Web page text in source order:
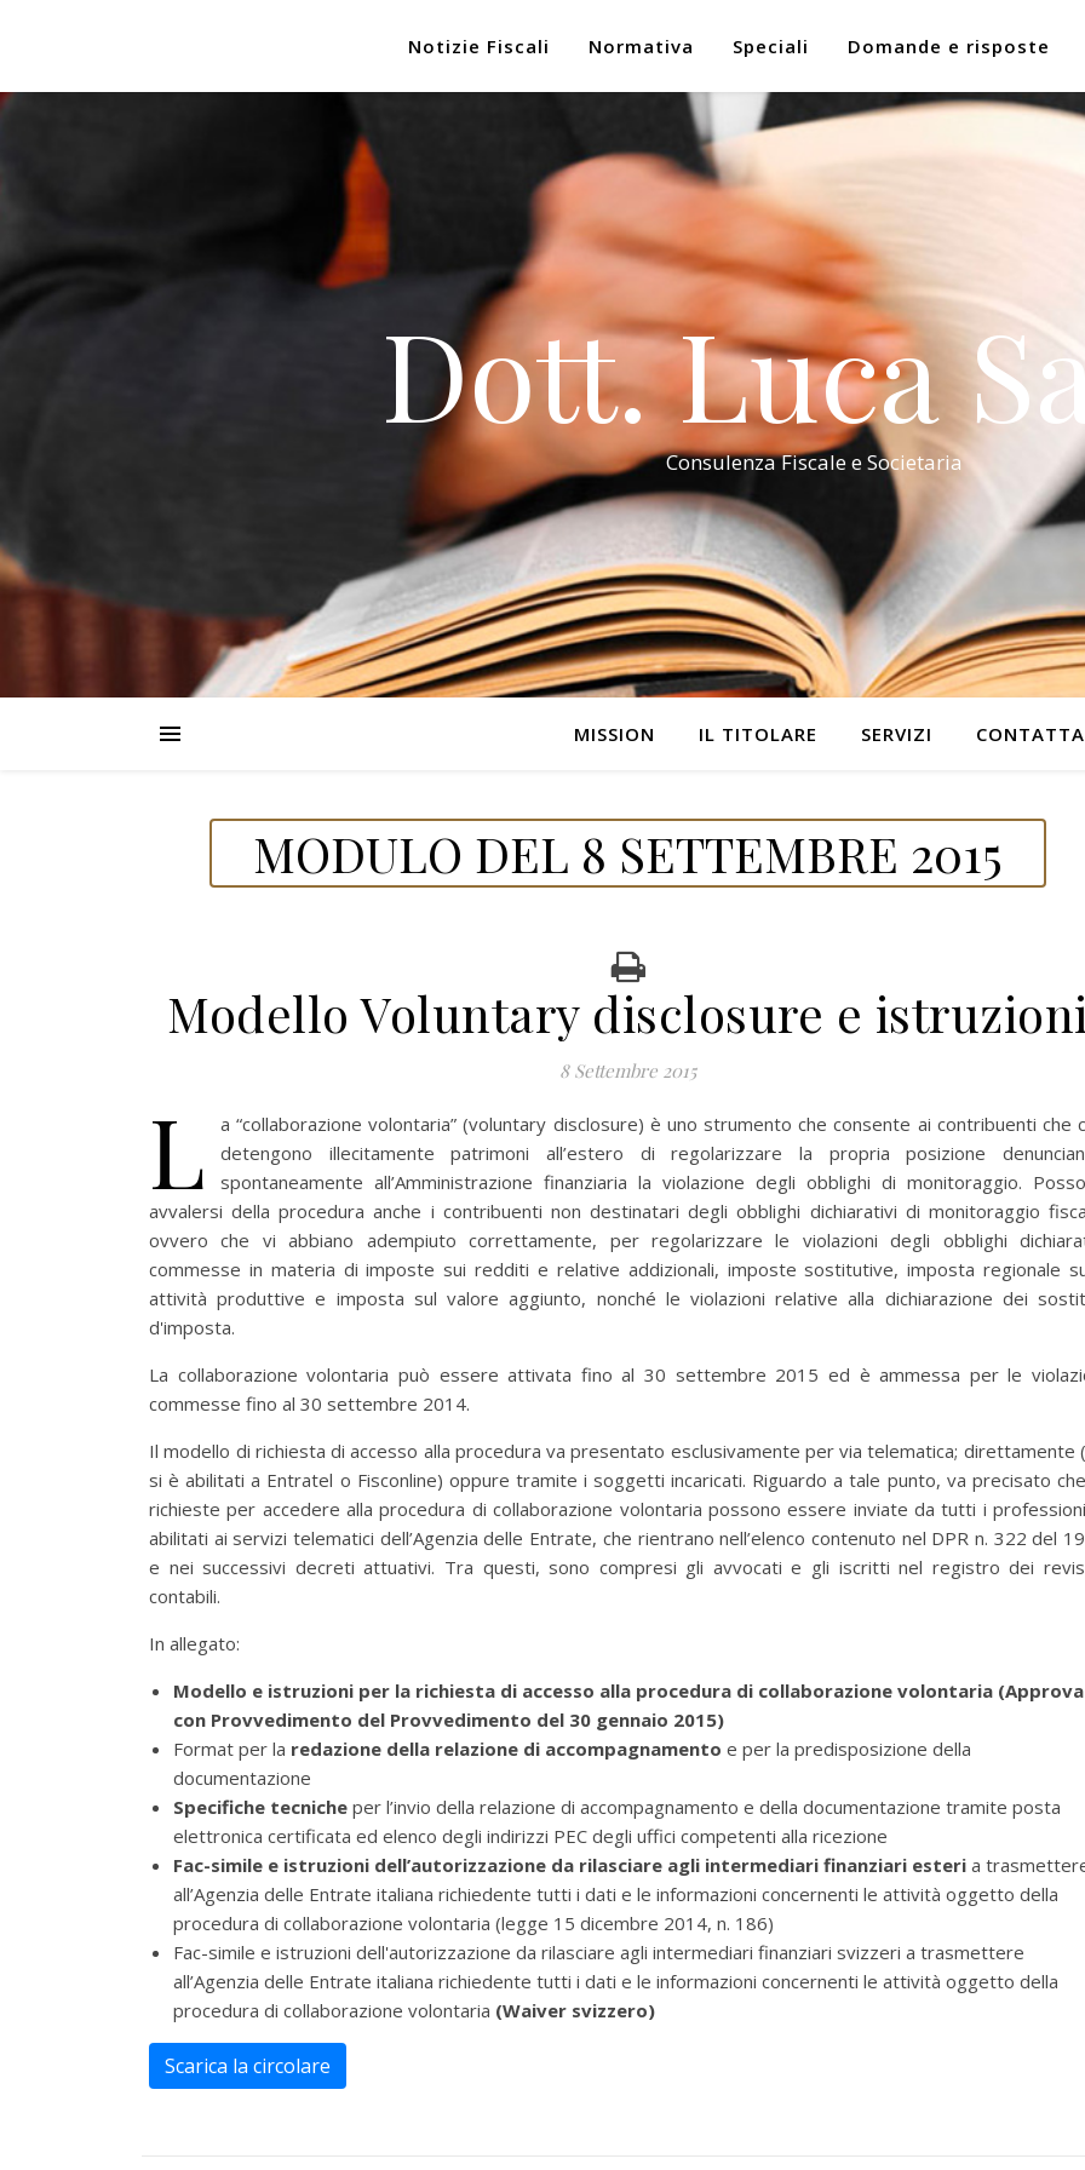
Notizie Fiscali Normativa Speciali Domande e risposte
Dott. Luca
Consulenza Fiscale e Societaria
MISSION IL TITOLARE SERVIZI
MODULO DEL 8 SETTEMBRE 2015
Modello Voluntary disclosure e
8 Settembre 2015
L
a “collaborazione volontaria” (voluntary disclosure) è uno strumento che consente ai contribuenti che
detengono illecitamente patrimoni all’estero di regolarizzare la propria posizione
spontaneamente all’Amministrazione finanziaria la violazione degli obblighi di monitoraggio.
avvalersi della procedura anche i contribuenti non destinatari degli obblighi dichiarativi di monitoraggio
ovvero che vi abbiano adempiuto correttamente, per regolarizzare le violazioni degli obblighi
commesse in materia di imposte sui redditi e relative addizionali, imposte sostitutive, imposta regionale
attività produttive e imposta sul valore aggiunto, nonché le violazioni relative alla dichiarazione dei
d'imposta.
La collaborazione volontaria può essere attivata fino al 30 settembre 2015 ed è ammessa per le
commesse fino al 30 settembre 2014.
Il modello di richiesta di accesso alla procedura va presentato esclusivamente per via telematica; direttamente
si è abilitati a Entratel o Fisconline) oppure tramite i soggetti incaricati. Riguardo a tale punto, va precisato
richieste per accedere alla procedura di collaborazione volontaria possono essere inviate da tutti i
abilitati ai servizi telematici dell’Agenzia delle Entrate, che rientrano nell’elenco contenuto nel DPR n. 322 del
e nei successivi decreti attuativi. Tra questi, sono compresi gli avvocati e gli iscritti nel registro dei
contabili.
In allegato:
Modello e istruzioni per la richiesta di accesso alla procedura di collaborazione volontaria
con Provvedimento del Provvedimento del 30 gennaio 2015)
Format per la redazione della relazione di accompagnamento e per la predisposizione della
documentazione
Specifiche tecniche per l’invio della relazione di accompagnamento e della documentazione tramite posta
elettronica certificata ed elenco degli indirizzi PEC degli uffici competenti alla ricezione
Fac-simile e istruzioni dell’autorizzazione da rilasciare agli intermediari finanziari esteri a
all’Agenzia delle Entrate italiana richiedente tutti i dati e le informazioni concernenti le attività oggetto della
procedura di collaborazione volontaria (legge 15 dicembre 2014, n. 186)
Fac-simile e istruzioni dell'autorizzazione da rilasciare agli intermediari finanziari svizzeri a trasmettere
all’Agenzia delle Entrate italiana richiedente tutti i dati e le informazioni concernenti le attività oggetto della
procedura di collaborazione volontaria (Waiver svizzero)
Scarica la circolare